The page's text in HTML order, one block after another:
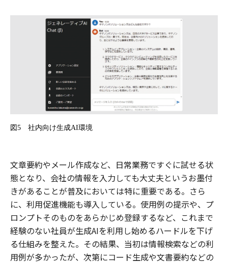
図 5 社内向け生成AI環境
文章要約やメール作成など、日常業務ですぐに試せる状
態となり、会社の情報を入力しても大丈夫というお墨付
きがあることが普及においては特に重要である。さら
に、利用促進機能も導入している。使用例の提示や、プ
ロンプトそのものをあらかじめ登録するなど、これまで
経験のない社員が生成AIを利用し始めるハードルを下げ
る仕組みを整えた。その結果、当初は情報検索などの利
用例が多かったが、次第にコード生成や文書要約などの